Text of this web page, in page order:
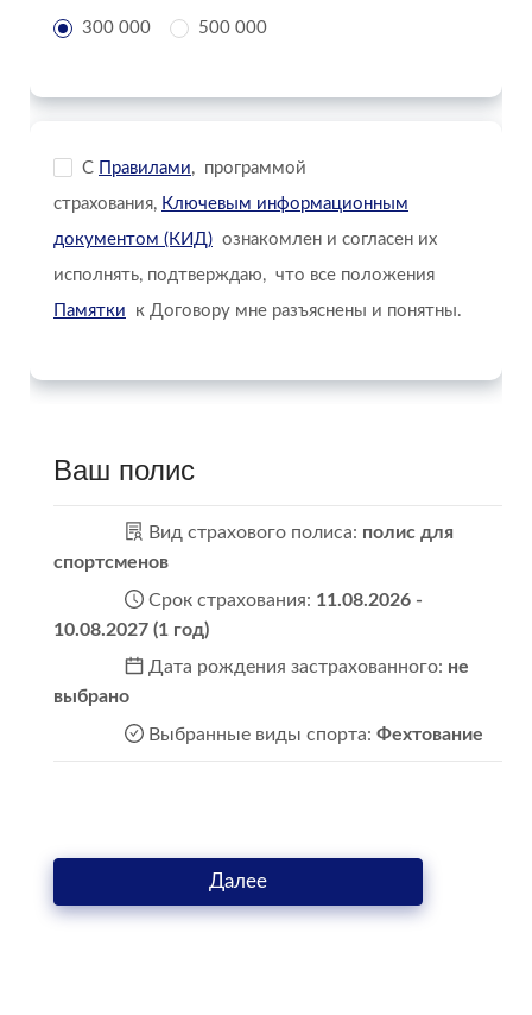
300 000 500 000
C Правилами, программой
страхования, Ключевым информационным
документом (КИД) ознакомлен и согласен их
исполнять, подтверждаю, что все положения
Памятки к Договору мне разъяснены и понятны.
Ваш полис
Вид страхового полиса: полис для
спортсменов
Срок страхования: 11.08.2026 -
10.08.2027 (1 год)
Дата рождения застрахованного: не
выбрано
Выбранные виды спорта: Фехтование
Далее